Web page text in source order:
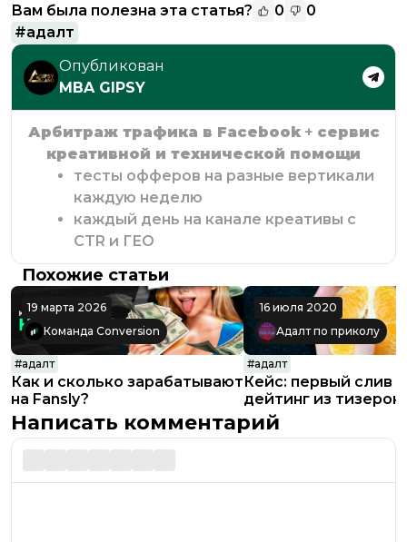
Вам была полезна эта статья? 0
0
#адалт
Опубликован
MBA GIPSY
Арбитраж трафика в Facebook+ сервис
креативной и технической помощи
тесты офферов на разные вертикали
каждую неделю
каждый день на канале креативы с
CTR и ГЕО
Похожие статьи
19 марта 2026
Команда Conversion
#адалт
Как и сколько зарабатывают
на Fansly?
16 июля 2020
Адалт по приколу
#адалт
Кейс: первый слив
дейтинг из тизерок
Написать комментарий